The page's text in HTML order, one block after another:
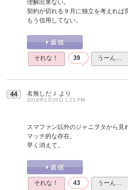
理解出来ない。
契約が切れる９月に独立を考えれば
もう信用してない。
それな！ 39 うーん…
44 名無しだＪ より
2016年1月20日 1:21 PM
スマファン以外のジャニヲタから見
マッチ的な存在。
早く消えて。
それな！ 43 うーん…